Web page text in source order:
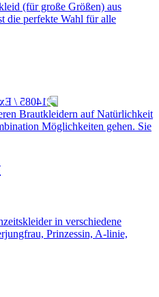
(für große Größen) aus
die perfekte Wahl für alle
Brautkleidern auf Natürlichkeit
Möglichkeiten gehen. Sie
in verschiedene
Prinzessin, A-linie,